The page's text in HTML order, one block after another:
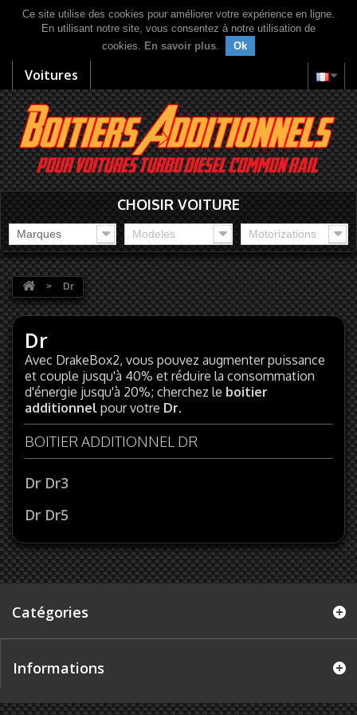
Ce site utilise des cookies pour améliorer votre expérience en ligne.
En utilisant notre site, vous consentez à notre utilisation de
cookies. En savoir plus. Ok
Voitures
CHOISIR VOITURE
Marques Modeles Motorizations
> Dr
Dr
Avec DrakeBox2, vous pouvez augmenter puissance
et couple jusqu'à 40% et réduire la consommation
d'énergie jusqu'à 20%; cherchez le boitier
additionnel pour votre Dr.
BOITIER ADDITIONNEL DR
Dr Dr3
Dr Dr5
Catégories
Informations